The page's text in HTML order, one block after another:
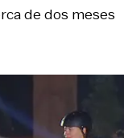
de dos meses